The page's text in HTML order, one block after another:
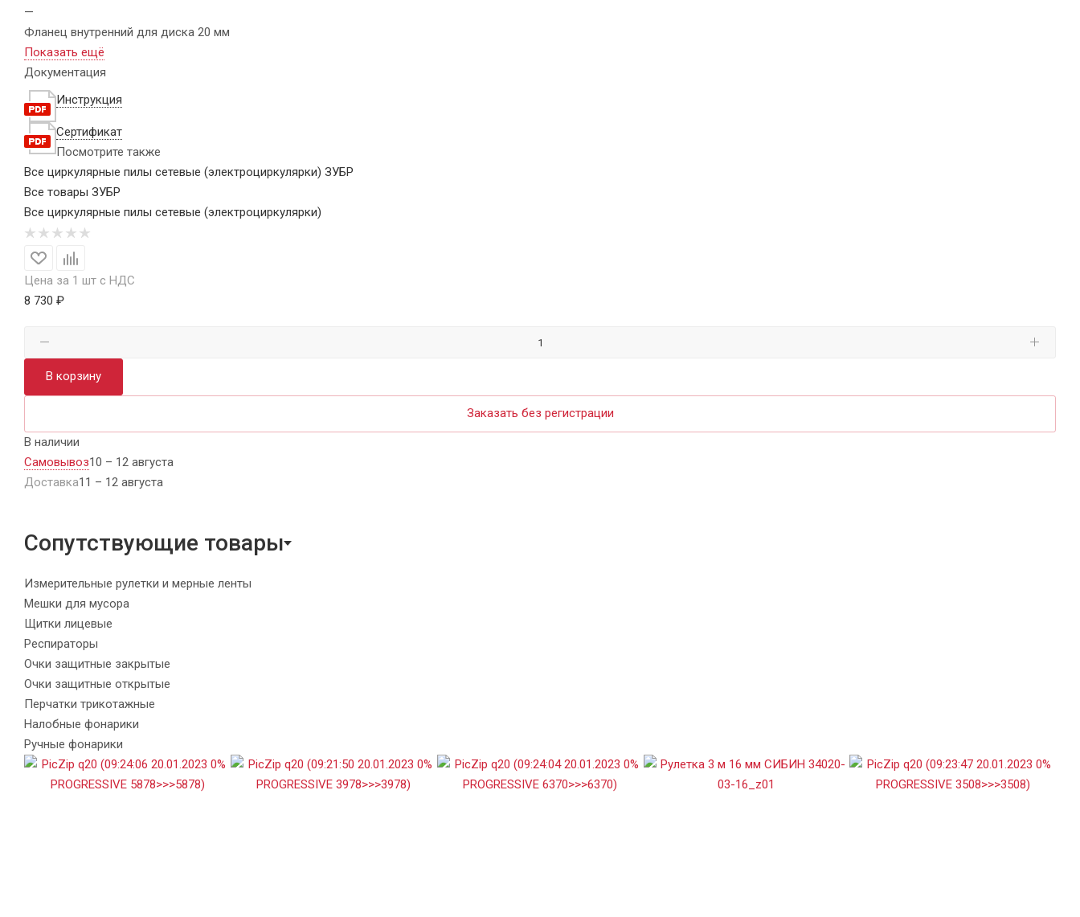
—
Фланец внутренний для диска 20 мм
Показать ещё
Документация
Инструкция
Сертификат
Посмотрите также
Все циркулярные пилы сетевые (электроциркулярки) ЗУБР
Все товары ЗУБР
Все циркулярные пилы сетевые (электроциркулярки)
Цена за 1 шт с НДС
8 730 ₽
В корзину
Заказать без регистрации
В наличии
Самовывоз10 – 12 августа
Доставка11 – 12 августа
Сопутствующие товары
Измерительные рулетки и мерные ленты
Мешки для мусора
Щитки лицевые
Респираторы
Очки защитные закрытые
Очки защитные открытые
Перчатки трикотажные
Налобные фонарики
Ручные фонарики